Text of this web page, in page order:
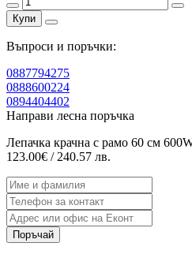
Купи
Въпроси и поръчки:
0887794275
0888600224
0894404402
Направи лесна поръчка
Лепачка крачна с рамо 60 см
123.00€ / 240.57 лв.
Поръчай